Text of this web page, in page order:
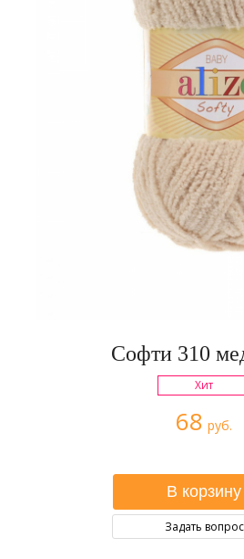
Софти 310
Хит
68 руб.
Задать вопрос